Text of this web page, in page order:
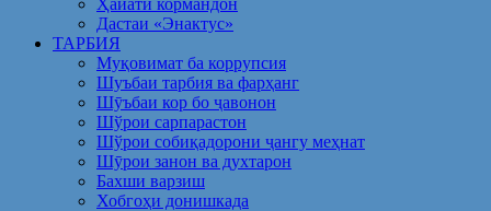
Ҳайати кормандон
Дастаи «Энактус»
ТАРБИЯ
Муқовимат ба коррупсия
Шуъбаи тарбия ва фарҳанг
Шӯъбаи кор бо ҷавонон
Шўрои сарпарастон
Шўрои собиқадорони ҷангу меҳнат
Шӯрои занон ва духтарон
Бахши варзиш
Хобгоҳи донишкада